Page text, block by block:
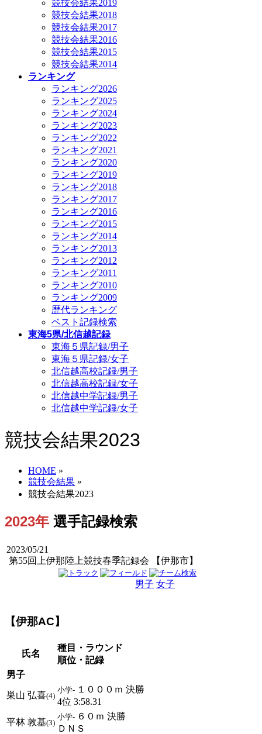
競技会結果2019
競技会結果2018
競技会結果2017
競技会結果2016
競技会結果2015
競技会結果2014
ランキング
ランキング2026
ランキング2025
ランキング2024
ランキング2023
ランキング2022
ランキング2021
ランキング2020
ランキング2019
ランキング2018
ランキング2017
ランキング2016
ランキング2015
ランキング2014
ランキング2013
ランキング2012
ランキング2011
ランキング2010
ランキング2009
歴代ランキング
ベスト記録検索
東海5県/北信越記録
東海５県記録/男子
東海５県記録/女子
北信越高校記録/男子
北信越高校記録/女子
北信越中学記録/男子
北信越中学記録/女子
競技会結果2023
HOME »
競技会結果 »
競技会結果2023
2023年 選手記録検索
2023/05/21
第55回上伊那陸上競技春季記録会 【伊那市】
男子 女子
【伊那AC】
氏名
種目・ラウンド
順位・記録
男子
巣山 弘喜(4)
小学- １０００ｍ 決勝
4位 3:58.31
平林 敦基(3)
小学- ６０ｍ 決勝
ＤＮＳ